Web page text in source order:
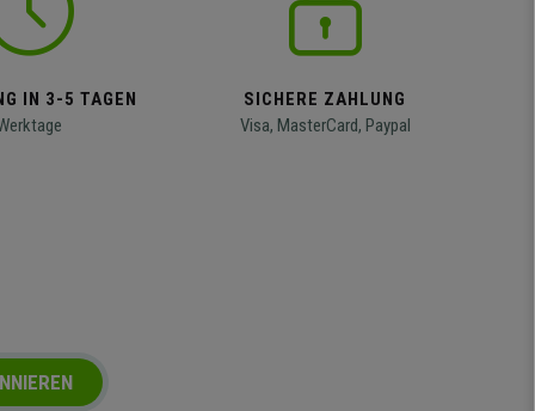
IN 3-5 TAGEN
SICHERE ZAHLUNG
Visa, MasterCard, Paypal